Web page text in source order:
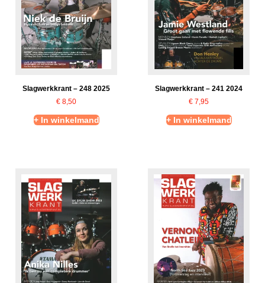
Slagwerkkrant – 248 2025
€ 8,50
+ In winkelmand
Slagwerkkrant – 241 2024
€ 7,95
+ In winkelmand